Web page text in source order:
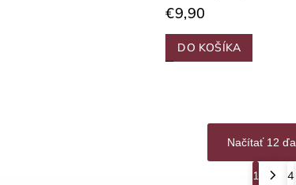
€9,90
DO KOŠÍKA
Načítať 12
1
4